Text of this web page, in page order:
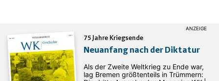
75 Jahre Kriegsende
Neuanfang nach der Diktatur
Als der Zweite Weltkrieg zu Ende war,
lag Bremen größtenteils in Trümmern: